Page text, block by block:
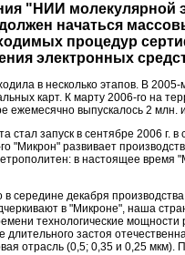
"НИИ молекулярной
начаться
процедур
электронных
в несколько этапов. В
карт. К марту 2006-го на
ежемесячно выпускалось 2
стал запуск в сентябре 2006 г.
"Микрон" развивает
в настоящее время
в середине декабря
в "Микроне", наша
технологические
застоя
отрасль (0,5; 0,35 и 0,25